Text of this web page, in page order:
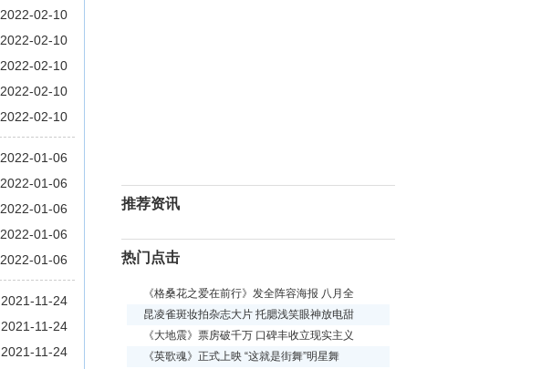
2022-02-10
2022-02-10
2022-02-10
2022-02-10
2022-02-10
2022-01-06
2022-01-06
2022-01-06
2022-01-06
2022-01-06
2021-11-24
2021-11-24
2021-11-24
推荐资讯
热门点击
《格桑花之爱在前行》发全阵容海报 八月全
昆凌雀斑妆拍杂志大片 托腮浅笑眼神放电甜
《大地震》票房破千万 口碑丰收立现实主义
《英歌魂》正式上映 “这就是街舞”明星舞